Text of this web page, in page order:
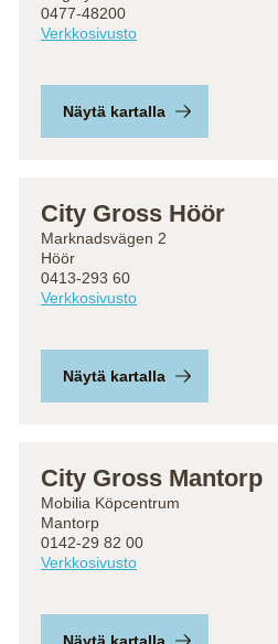
0477-48200
Verkkosivusto
Näytä kartalla
City Gross Höör
Marknadsvägen 2
Höör
0413-293 60
Verkkosivusto
Näytä kartalla
City Gross Mantorp
Mobilia Köpcentrum
Mantorp
0142-29 82 00
Verkkosivusto